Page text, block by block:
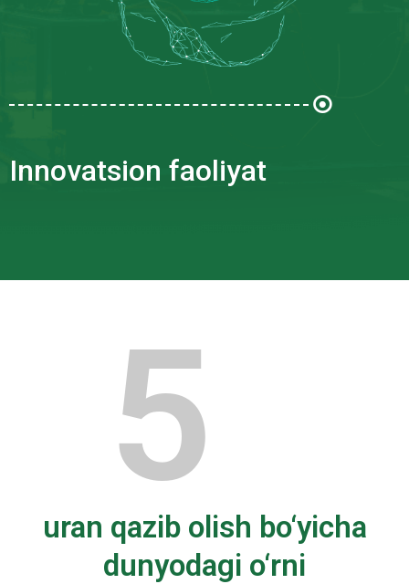
Innovatsion faoliyat
5
uran qazib olish bo‘yicha
dunyodagi o‘rni